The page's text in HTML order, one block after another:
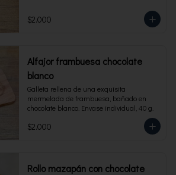
$2.000
Alfajor frambuesa chocolate
blanco
Galleta rellena de una exquisita
mermelada de frambuesa, bañado en
chocolate blanco. Envase individual, 40 g.
$2.000
Rollo mazapán con chocolate